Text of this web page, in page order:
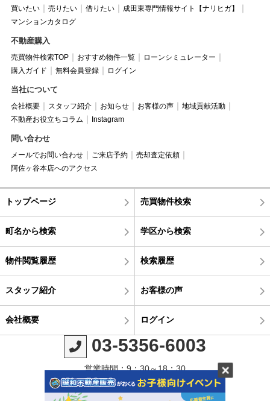
買いたい 売りたい 借りたい
成田東専門情報サイト【ナリヒガ】
マンションカタログ
不動産購入
売買物件検索TOP おすすめ物件一覧
ローンシミュレーター
購入ガイド
無料会員登録 ログイン
当社について
会社概要 スタッフ紹介 お知らせ お客様の声
地域貢献活動
不動産お役立ちコラム
Instagram
問い合わせ
メールでお問い合わせ ご来店予約
売却査定依頼
阿佐ヶ谷本店へのアクセス
トップページ 売買物件検索
町名から検索 学区から検索
物件閲覧履歴 検索履歴
スタッフ紹介 お客様の声
会社概要 ログイン
03-5356-6003
営業時間：9：30～18：30
定休日：毎週火曜日・水曜日